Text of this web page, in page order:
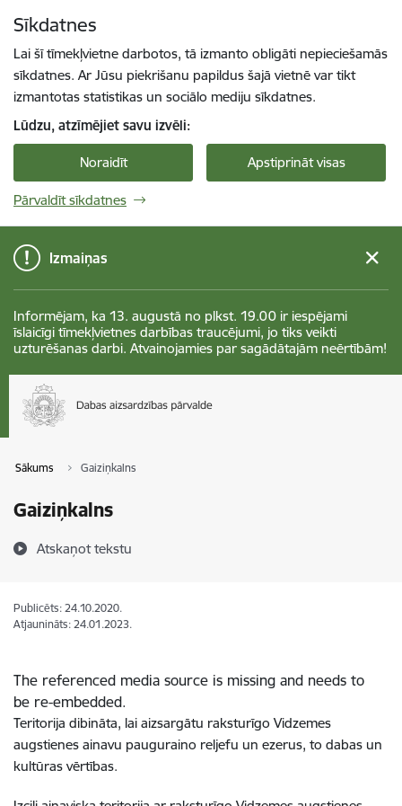
Sīkdatnes
Lai šī tīmekļvietne darbotos, tā izmanto obligāti nepieciešamās
sīkdatnes. Ar Jūsu piekrišanu papildus šajā vietnē var tikt
izmantotas statistikas un sociālo mediju sīkdatnes.
Lūdzu, atzīmējiet savu izvēli:
Noraidīt Apstiprināt visas
Pārvaldīt sīkdatnes
Izmaiņas
Informējam, ka 13. augustā no plkst. 19.00 ir iespējami
īslaicīgi tīmekļvietnes darbības traucējumi, jo tiks veikti
uzturēšanas darbi. Atvainojamies par sagādātajām neērtībām!
Sākums Gaiziņkalns
Gaiziņkalns
Atskaņot tekstu
Publicēts: 24.10.2020.
Atjaunināts: 24.01.2023.
The referenced media source is missing and needs to
be re-embedded.
Teritorija dibināta, lai aizsargātu raksturīgo Vidzemes
augstienes ainavu pauguraino reljefu un ezerus, to dabas un
kultūras vērtības.